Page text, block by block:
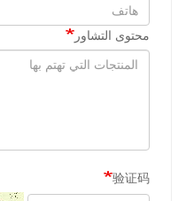
محتوى التشاور
验证码